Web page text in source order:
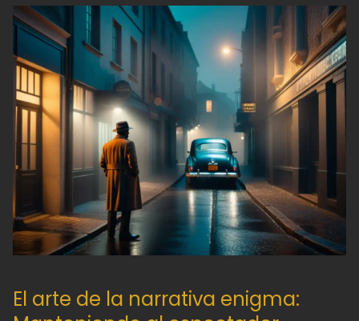
El arte de la narrativa enigma: